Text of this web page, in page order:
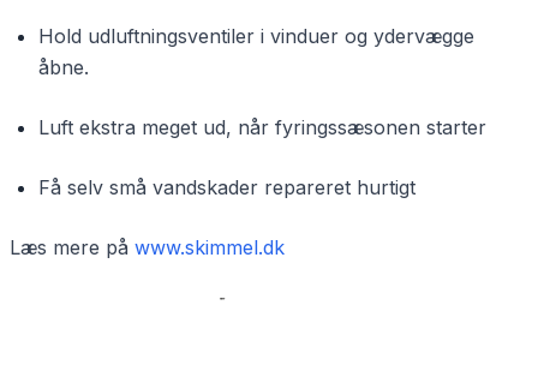
Hold udluftningsventiler i vinduer og ydervægge
åbne.
Luft ekstra meget ud, når fyringssæsonen starter
Få selv små vandskader repareret hurtigt
Læs mere på www.skimmel.dk